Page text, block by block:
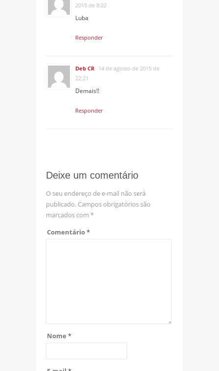
2015 de 8:22
Luba
Responder
Deb CR 14 de agosto de 2015 de
22:21
Demais!!
Responder
Deixe um comentário
O seu endereço de e-mail não será
publicado. Campos obrigatórios são
marcados com *
Comentário*
Nome *